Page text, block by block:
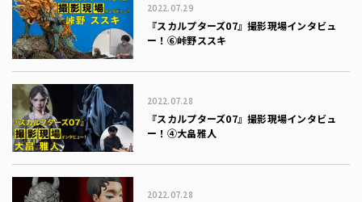
2022.07.29
『スカルプターズ07』撮影現場インタビュ
ー！⑥峠野ススキ
2022.07.28
『スカルプターズ07』撮影現場インタビュ
ー！④大畠雅人
2022.07.28